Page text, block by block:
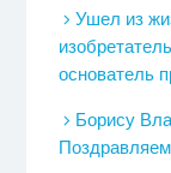
Ушел из
основатель
Борису